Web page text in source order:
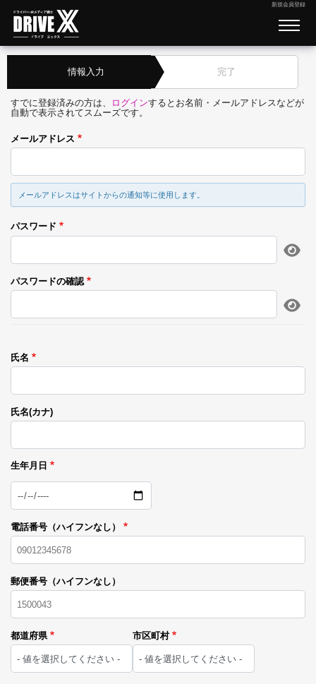
新規会員登録
情報入力 完了
すでに登録済みの方は、 ログインするとお名前・メールアドレスなどが
自動で表示されてスムーズです。
メールアドレス
メールアドレスはサイトからの通知等に使用します。
パスワード
パスワードの確認
氏名
氏名(カナ)
生年月日
日
付
電話番号（ハイフンなし）
郵便番号（ハイフンなし）
都道府県 市区町村